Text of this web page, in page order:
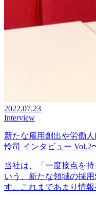
2022.07.23
Interview
新たな雇用創出や労働
怜司 インタビュー Vol.2
当社は、「一度接点を
いう、新たな領域の採用
す。これまであまり情